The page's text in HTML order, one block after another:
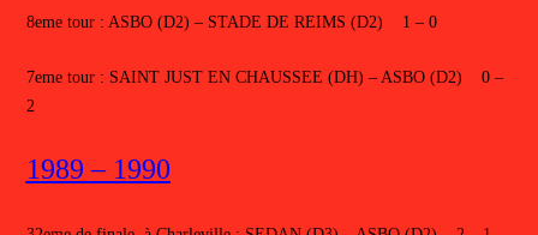
8eme tour : ASBO (D2) – STADE DE REIMS (D2) 1 – 0
7eme tour : SAINT JUST EN CHAUSSEE (DH) – ASBO (D2) 0 –
2
1989 – 1990